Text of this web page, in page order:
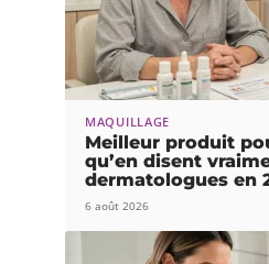
MAQUILLAGE
Meilleur produit
qu’en disent
dermatologues en
6 août 2026